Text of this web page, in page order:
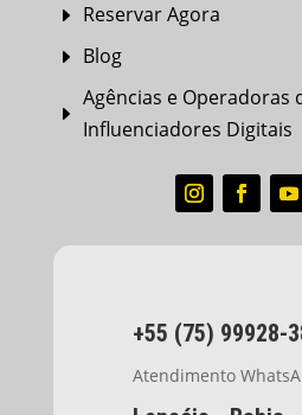
E Reservar Agora
E Blog
E
Agências e Operadoras
Influenciadores Digitais
+55 (75) 99928-
Atendimento